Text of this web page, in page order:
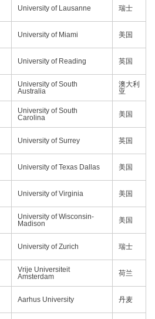
University of Lausanne 瑞士
University of Miami 美国
University of Reading 英国
University of South
Australia
澳大利
亚
University of South
Carolina
美国
University of Surrey 英国
University of Texas Dallas 美国
University of Virginia 美国
University of Wisconsin-
Madison
美国
University of Zurich 瑞士
Vrije Universiteit
Amsterdam
荷兰
Aarhus University 丹麦